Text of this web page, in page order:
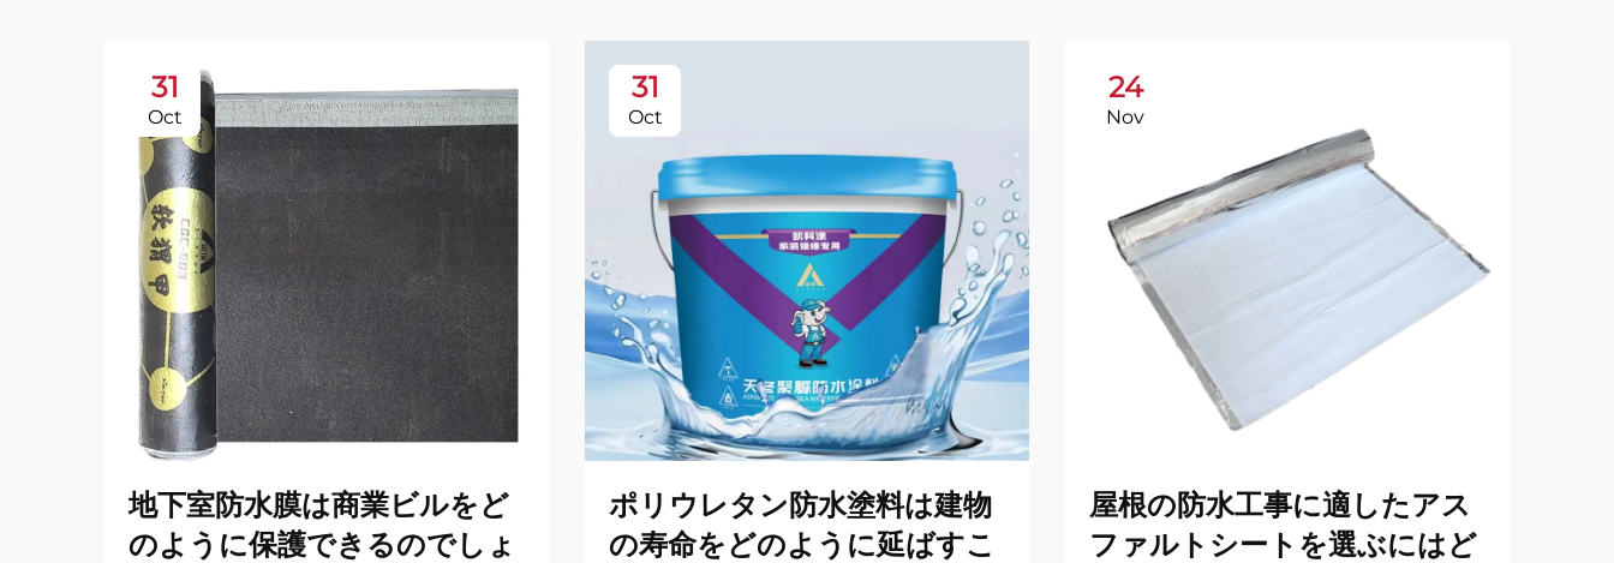
31
Oct
地下室防水膜は商業ビルをど
のように保護できるのでしょ
31
Oct
ポリウレタン防水塗料は建物
の寿命をどのように延ばすこ
24
Nov
屋根の防水工事に適したアス
ファルトシートを選ぶにはど